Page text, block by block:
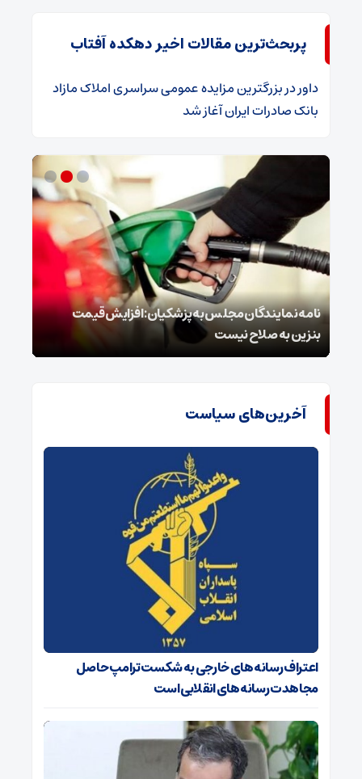
پربحث‌ترین مقالات اخیر دهکده آفتاب
داوردر​بزرگترین مزایده عمومی سراسری املاک مازاد
بانک صادرات ایران آغاز شد
نامه نمایندگان مجلس به پزشکیان: افزایش قیمت
بنزین به صلاح نیست
آخرین‌های سیاست
اعتراف رسانه‌های خارجی به شکست ترامپ حاصل
مجاهدت رسانه‌های انقلابی است